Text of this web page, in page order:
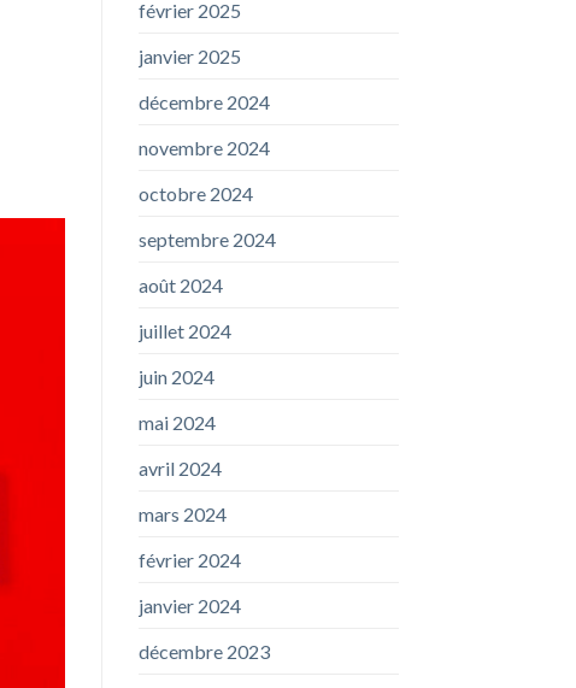
février 2025
janvier 2025
décembre 2024
novembre 2024
octobre 2024
septembre 2024
août 2024
juillet 2024
juin 2024
mai 2024
avril 2024
mars 2024
février 2024
janvier 2024
décembre 2023